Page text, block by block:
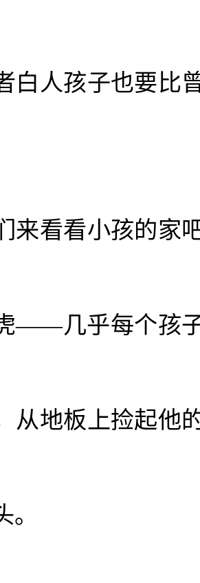
白人孩子也要比
看看小孩的家吧
——几乎每个孩
从地板上捡起他